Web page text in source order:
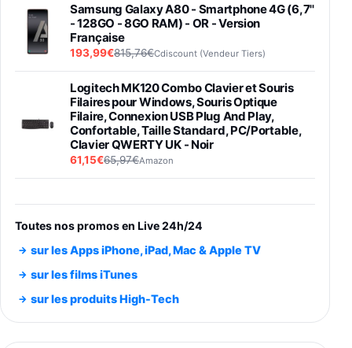
Samsung Galaxy A80 - Smartphone 4G (6,7''
- 128GO - 8GO RAM) - OR - Version
Française
193,99€815,76€Cdiscount (Vendeur Tiers)
Logitech MK120 Combo Clavier et Souris
Filaires pour Windows, Souris Optique
Filaire, Connexion USB Plug And Play,
Confortable, Taille Standard, PC/Portable,
Clavier QWERTY UK - Noir
61,15€65,97€Amazon
entraénement direct 3 vitesses (33-45-78
trs/min) avec pre-ampli intégré et port USB
Smartphone SAMSUNG Galaxy S26 Ultra
891,99€1199€Fnac (Vendeur Tiers)
Smartphone SAMSUNG Galaxy S26+ Violet
Toutes nos promos en Live 24h/24
sur les Apps iPhone, iPad, Mac & Apple TV
sur les films iTunes
sur les produits High-Tech